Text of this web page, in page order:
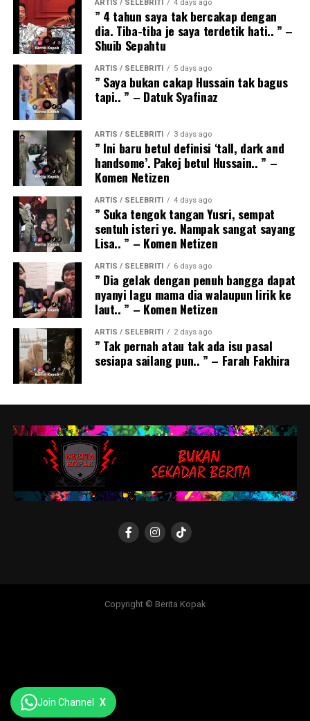
ARTIS / SELEBRITI 4 days ago
” 4 tahun saya tak bercakap dengan
dia. Tiba-tiba je saya terdetik hati.. ” –
Shuib Sepahtu
ARTIS / SELEBRITI 5 days ago
” Saya bukan cakap Hussain tak bagus
tapi.. ” – Datuk Syafinaz
ARTIS / SELEBRITI 3 days ago
” Ini baru betul definisi ‘tall, dark and
handsome’. Pakej betul Hussain.. ” –
Komen Netizen
ARTIS / SELEBRITI 4 days ago
” Suka tengok tangan Yusri, sempat
sentuh isteri ye. Nampak sangat sayang
Lisa.. ” – Komen Netizen
ARTIS / SELEBRITI 6 days ago
” Dia gelak dengan penuh bangga dapat
nyanyi lagu mama dia walaupun lirik ke
laut.. ” – Komen Netizen
ARTIS / SELEBRITI 2 days ago
” Tak pernah atau tak ada isu pasal
sesiapa sailang pun.. ” – Farah Fakhira
Copyright © Berita Kopak
Join Channel X